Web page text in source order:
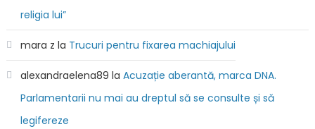
religia lui”
mara z la Trucuri pentru fixarea machiajului
alexandraelena89 la Acuzație aberantă, marca DNA.
Parlamentarii nu mai au dreptul să se consulte și să
legifereze